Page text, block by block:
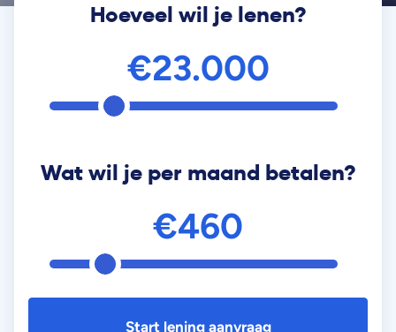
Hoeveel wil je lenen?
€23.000
Wat wil je per maand betalen?
€460
Start lening aanvraag